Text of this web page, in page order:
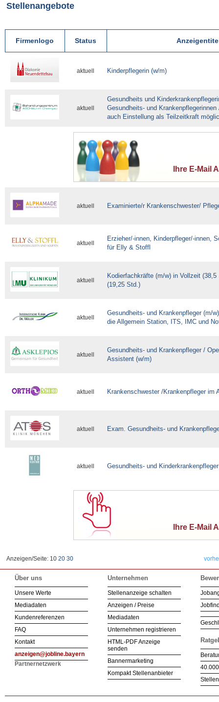
Stellenangebote
Firmenlogo Status
aktuell Kinderpflegerin (w/m)
aktuell
Gesundheits und
Gesundheits- und
auch Einstellung als Teilzeitkraft
Ihre E-Mail
aktuell Examinierte/r Krankenschwester/
aktuell
Erzieher/-innen, Kinderpfleger/-innen,
für Elly & Stoffl
aktuell
Kodierfachkräfte (m/w) in Vollzeit
(19,25 Std.)
aktuell
Gesundheits- und Krankenpfleger (m/
die Allgemein Station, ITS, IMC und
aktuell
Gesundheits- und Krankenpfleger /
Assistent (w/m)
aktuell Krankenschwester /Krankenpfleger im
aktuell Exam. Gesundheits- und
aktuell Gesundheits- und
Ihre E-Mail
Anzeigen/Seite: 10 20 30
Über uns
Unsere Werte
Mediadaten
Kundenreferenzen
FAQ
Kontakt
anzeigen@jobline.bayern
Partnernetzwerk
Unternehmen
Stellenanzeige schalten
Anzeigen / Preise
Mediadaten
Unternehmen registrieren
HTML-PDF Anzeige
senden
Bannermarketing
Kompakt Stellenanbieter